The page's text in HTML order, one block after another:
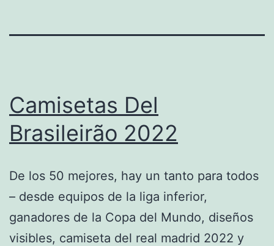
Camisetas Del
Brasileirão 2022
De los 50 mejores, hay un tanto para todos
– desde equipos de la liga inferior,
ganadores de la Copa del Mundo, diseños
visibles, camiseta del real madrid 2022 y